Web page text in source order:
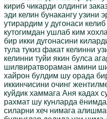
кириб чикарди олдинги
эди келин бунакангу узини
утирардим у дугонаси
кутогимдан ушлаб ким
бир икки дугонасини
тула тукиз факат келинни
келинни туйи якин булса
шилвиратвораман амини
хайрон булдим шу орада
иккинчисини очинг
куйдик хаммага Аня кадах
рахмат шу кунларда
силарни хеч нимага